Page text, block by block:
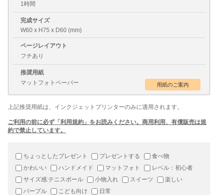
1時間
完成サイズ
W60 x H75 x D60 (mm)
ページレイアウト
フチあり
推奨用紙
マットフォトペーパー
上記推奨用紙は、インクジェットプリンターのみに適用されます。
ご利用の前に必ず「利用規約」をお読みください。商用利用、有償販売は規
約で禁止しています。
ちょっとしたプレゼント プレゼントする
食べ物
かわいい
ハンドメイド マットフォト
レベル：初心者
サイズ感:テニスボール
小物入れ スイーツ
楽しい
パープル
こども向け 日常